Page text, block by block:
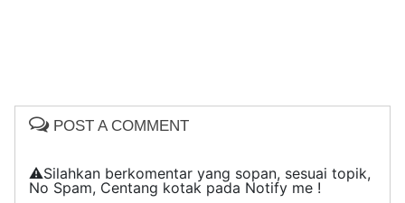
POST A COMMENT
⚠️Silahkan berkomentar yang sopan, sesuai topik,
No Spam, Centang kotak pada Notify me !